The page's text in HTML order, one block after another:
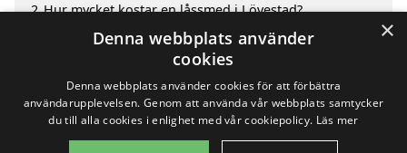
2 Hur mycket kostar en låssmed i Lövestad?
Fördelar med att välja låssmed i Lövestad
Sök efter en skicklig låssmed i de omgivande
×
Denna webbplats använder
cookies
Denna webbplats använder cookies för att förbättra
användarupplevelsen. Genom att använda vår webbplats samtycker
du till alla cookies i enlighet med vår cookiepolicy. Läs mer